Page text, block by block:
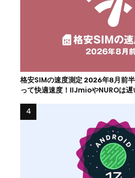
格安SIMの速度測定 2026年8月前
って快適速度！IIJmioやNUROは遅